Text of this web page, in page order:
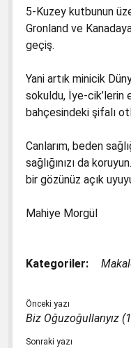
5-Kuzey kutbunun
Gronland ve
geçiş.
Yani artık minicik
sokuldu, İye-cik’lerin
bahçesindeki şifalı
Canlarım, beden
sağlığınızı da
bir gözünüz açık
Mahiye Morgül
Kategoriler:
Önceki yazı
Biz Oğuzoğullarıyız
Sonraki yazı